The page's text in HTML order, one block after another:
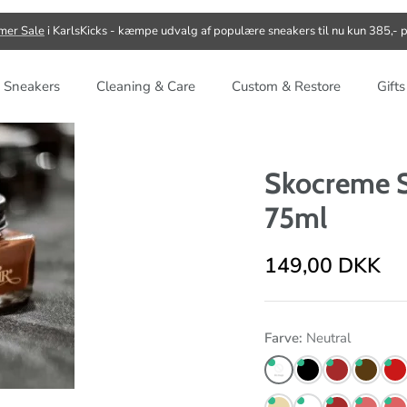
Salei KarlsKicks - kæmpe udvalg af populære sneakers til nu kun 385,-
Cleaning & Care Custom & Restore
Skocreme
75ml
149,00 DKK
Farve Neutral
Neutral
Sort Mellembrun